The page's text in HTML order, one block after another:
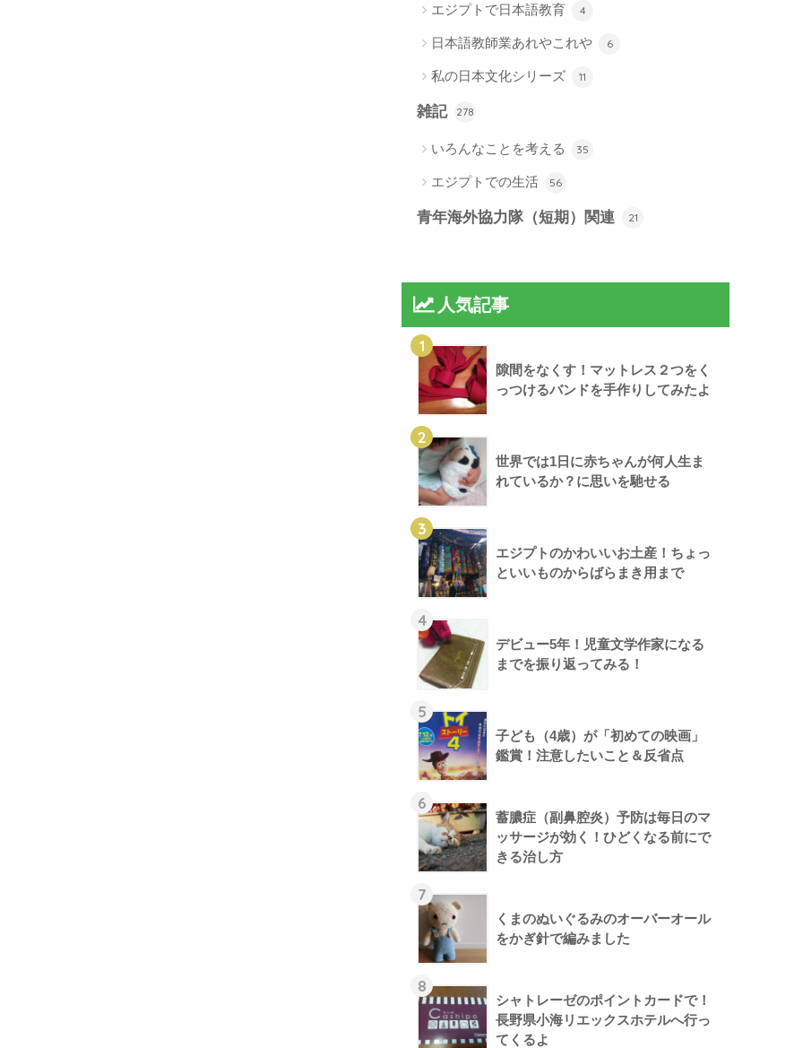
エジプトで日本語教育 4
日本語教師業あれやこれや 6
私の日本文化シリーズ 11
雑記 278
いろんなことを考える 35
エジプトでの生活 56
青年海外協力隊（短期）関連 21
人気記事
1
隙間をなくす！マットレス２つをく
っつけるバンドを手作りしてみたよ
2
世界では1日に赤ちゃんが何人生ま
れているか？に思いを馳せる
3
エジプトのかわいいお土産！ちょっ
といいものからばらまき用まで
4
デビュー5年！児童文学作家になる
までを振り返ってみる！
5
子ども（4歳）が「初めての映画」
鑑賞！注意したいこと＆反省点
6
蓄膿症（副鼻腔炎）予防は毎日のマ
ッサージが効く！ひどくなる前にで
きる治し方
7
くまのぬいぐるみのオーバーオール
をかぎ針で編みました
8
シャトレーゼのポイントカードで！
長野県小海リエックスホテルへ行っ
てくるよ